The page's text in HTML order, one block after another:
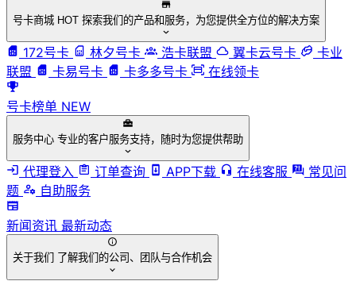
号卡商城 HOT 探索我们的产品和服务，为您提供全方位的解决方案
172号卡 林夕号卡 浩卡联盟 翼卡云号卡
卡业
联盟
卡易号卡 卡多多号卡 在线领卡
号卡榜单 NEW
服务中心 专业的客户服务支持，随时为您提供帮助
代理登入 订单查询 APP下载 在线客服
常见问
题
自助服务
新闻资讯 最新动态
关于我们 了解我们的公司、团队与合作机会